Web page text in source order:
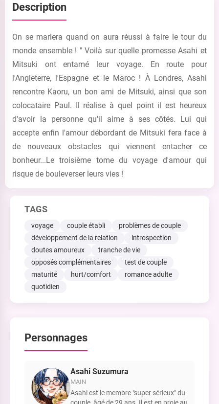
Description
On se mariera quand on aura réussi à faire le tour du
monde ensemble ! " Voilà sur quelle promesse Asahi et
Mitsuki ont entamé leur voyage. En route pour
l'Angleterre, l'Espagne et le Maroc ! À Londres, Asahi
rencontre Kaoru, un bon ami de Mitsuki, ainsi que son
colocataire Paul. Il réalise à quel point il est heureux
d'avoir la personne qu'il aime à ses côtés. Lui qui
accepte enfin l'amour débordant de Mitsuki fera face à
de nouveaux obstacles qui viennent entacher ce
bonheur...Le troisième tome du voyage d'amour qui
risque de bouleverser leurs vies !
TAGS
voyage couple établi
problèmes de couple
développement de la relation
introspection
doutes amoureux
tranche de vie
opposés complémentaires
test de couple
maturité
hurt/comfort
romance adulte
quotidien
Personnages
Asahi Suzumura
MAIN
Asahi est le membre "super sérieux" du